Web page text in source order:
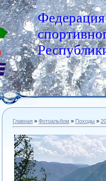
Федерация
Главная » Фотоальбом » Походы »